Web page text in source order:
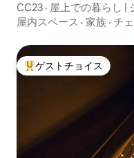
ト
CC23 · 屋上での暮らし |
Wi-Fi
屋内スペース · 家族 · チ
大好評のゲストチョイス
ゲストチョイス